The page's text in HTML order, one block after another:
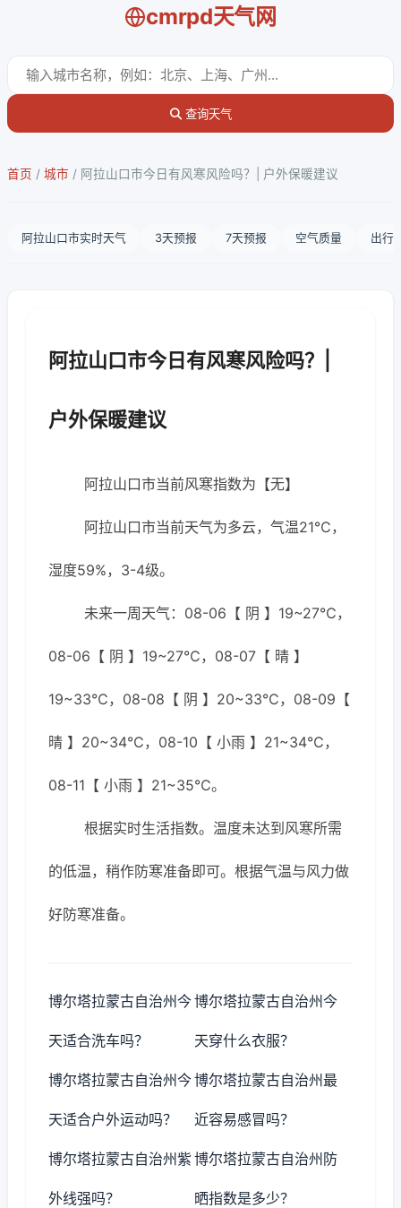
cmrpd天气网
查询天气
首页 / 城市 / 阿拉山口市今日有风寒风险吗？| 户外保暖建议
阿拉山口市实时天气 3天预报 7天预报 空气质量 出行
阿拉山口市今日有风寒风险吗？|
户外保暖建议
阿拉山口市当前风寒指数为【无】
阿拉山口市当前天气为多云，气温21℃，
湿度59%，3-4级。
未来一周天气：08-06【 阴 】19~27℃，
08-06【 阴 】19~27℃，08-07【 晴 】
19~33℃，08-08【 阴 】20~33℃，08-09【
晴 】20~34℃，08-10【 小雨 】21~34℃，
08-11【 小雨 】21~35℃。
根据实时生活指数。温度未达到风寒所需
的低温，稍作防寒准备即可。根据气温与风力做
好防寒准备。
博尔塔拉蒙古自治州今
天适合洗车吗？
博尔塔拉蒙古自治州今
天穿什么衣服？
博尔塔拉蒙古自治州今
天适合户外运动吗？
博尔塔拉蒙古自治州最
近容易感冒吗？
博尔塔拉蒙古自治州紫
外线强吗？
博尔塔拉蒙古自治州防
晒指数是多少？